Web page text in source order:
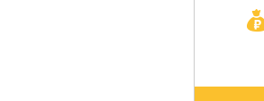
ШКОЛА